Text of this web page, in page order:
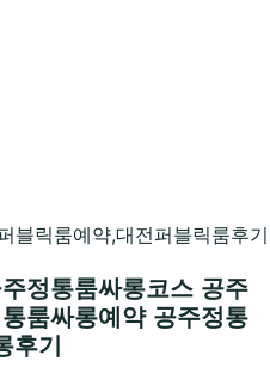
블릭룸예약,대전퍼블릭룸후
정통룸싸롱코스 공주
룸싸롱예약 공주정통
후기